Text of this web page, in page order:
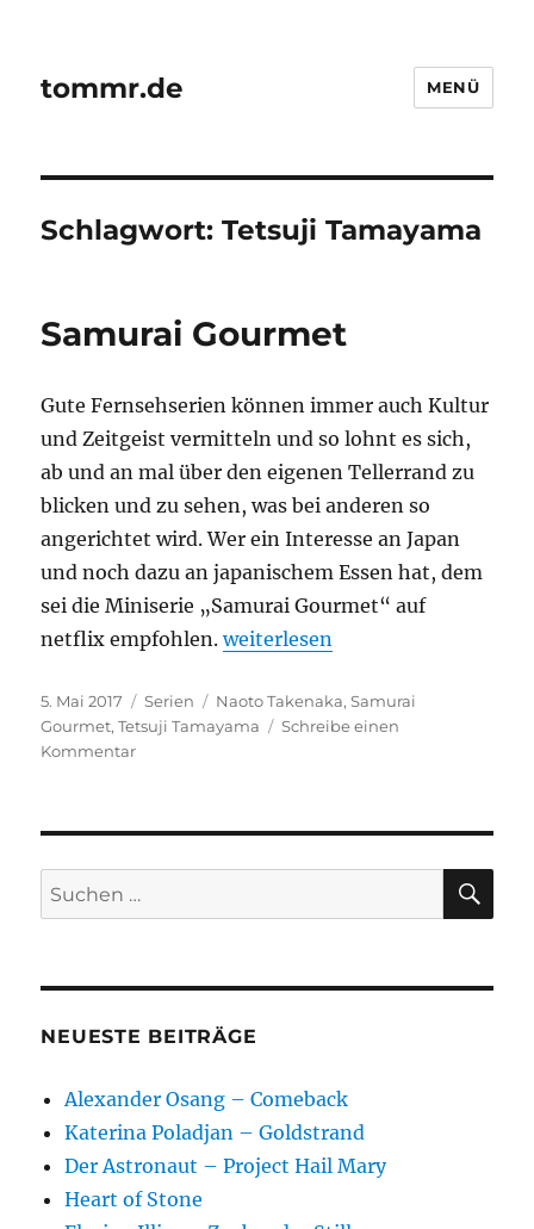
tommr.de MENÜ
Schlagwort:Tetsuji Tamayama
Samurai Gourmet
Gute Fernsehserien können immer auch Kultur
und Zeitgeist vermitteln und so lohnt es sich,
ab und an mal über den eigenen Tellerrand zu
blicken und zu sehen, was bei anderen so
angerichtet wird. Wer ein Interesse an Japan
und noch dazu an japanischem Essen hat, dem
sei die Miniserie „Samurai Gourmet“ auf
netflix empfohlen.„Samurai Gourmet“
weiterlesen
Veröffentlicht
am
5. Mai 2017 Kategorien
Serien Schlagwörter
Naoto Takenaka,Samurai
Gourmet,Tetsuji Tamayama
Schreibe einen
Kommentarzu
Suchen
nach:
NEUESTE BEITRÄGE
Alexander Osang – Comeback
Katerina Poladjan – Goldstrand
Der Astronaut – Project Hail Mary
Heart of Stone